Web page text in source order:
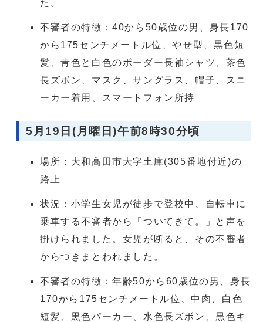
た。
不審者の特徴：40から50歳位の男、身長170
から175センチメートル位、やせ型、黒色短
髪、青色と白色のボーダー長袖シャツ、茶色
長ズボン、マスク、サングラス、帽子、スニ
ーカー着用、スマートフォン所持
5月19日(月曜日)午前8時30分頃
場所：大和高田市大字土庫(305番地付近)の
路上
状況：小学生女児が徒歩で登校中、自転車に
乗車する不審者から「ついてきて。」と声を
掛けられました。女児が断ると、その不審者
からつきまとわれました。
不審者の特徴：年齢50から60歳位の男、身長
170から175センチメートル位、中肉、白色
短髪、黒色パーカー、水色長ズボン、黒色キ